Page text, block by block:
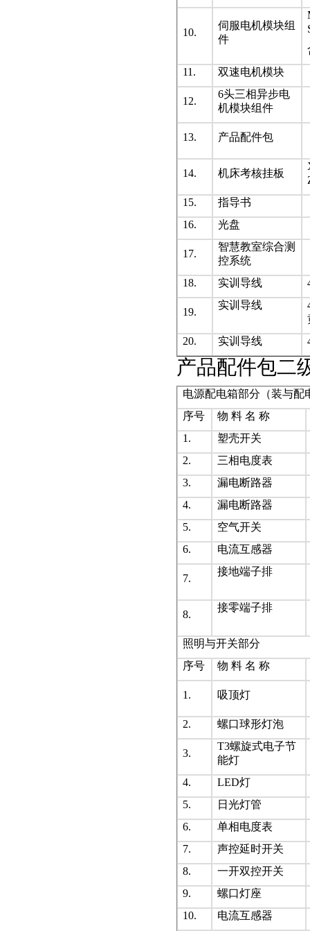
10.
伺服电机模块组
件
11.
双速电机模块
12.
6头三相异步电
机模块组件
13. 产品配件包
14. 机床考核挂板
15.
指导书
16.
光盘
17.
智慧教室综合测
控系统
18.
实训导线
19.
实训导线
20.
实训导线
产品配件包二
电源配电箱部分（装与配
序号
物 料 名 称
1.
塑壳开关
2.
三相电度表
3.
漏电断路器
4.
漏电断路器
5.
空气开关
6.
电流互感器
7.
接地端子排
8.
接零端子排
照明与开关部分
序号
物 料 名 称
1. 吸顶灯
2. 螺口球形灯泡
3.
T3螺旋式电子节
能灯
4.
LED灯
5.
日光灯管
6.
单相电度表
7.
声控延时开关
8.
一开双控开关
9.
螺口灯座
10.
电流互感器